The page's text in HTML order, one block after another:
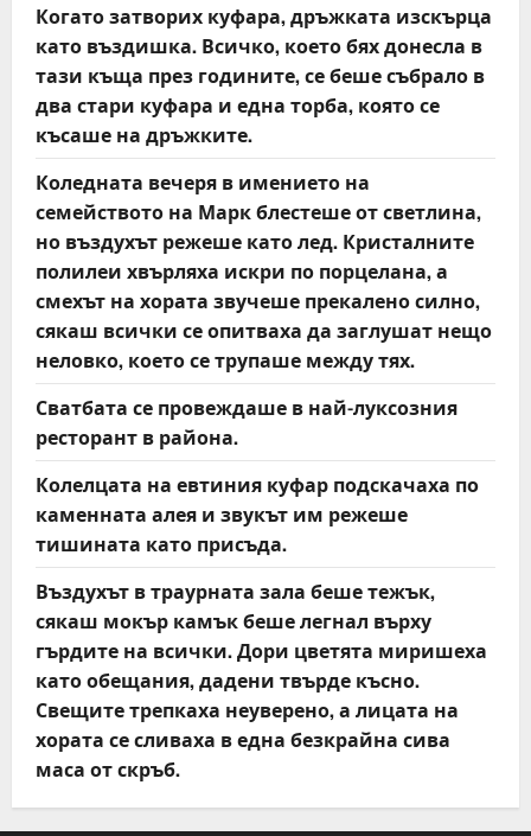
Когато затворих куфара, дръжката изскърца
като въздишка. Всичко, което бях донесла в
тази къща през годините, се беше събрало в
два стари куфара и една торба, която се
късаше на дръжките.
Коледната вечеря в имението на
семейството на Марк блестеше от светлина,
но въздухът режеше като лед. Кристалните
полилеи хвърляха искри по порцелана, а
смехът на хората звучеше прекалено силно,
сякаш всички се опитваха да заглушат нещо
неловко, което се трупаше между тях.
Сватбата се провеждаше в най-луксозния
ресторант в района.
Колелцата на евтиния куфар подскачаха по
каменната алея и звукът им режеше
тишината като присъда.
Въздухът в траурната зала беше тежък,
сякаш мокър камък беше легнал върху
гърдите на всички. Дори цветята миришеха
като обещания, дадени твърде късно.
Свещите трепкаха неуверено, а лицата на
хората се сливаха в една безкрайна сива
маса от скръб.